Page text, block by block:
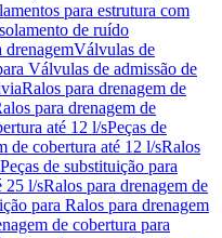
para estrutura com
de ruído
drenagemVálvulas de
Válvulas de admissão de
Ralos para drenagem de
para drenagem de
até 12 l/sPeças de
de cobertura até 12 l/sRalos
Peças de substituição para
25 l/sRalos para drenagem de
para Ralos para drenagem
de cobertura para